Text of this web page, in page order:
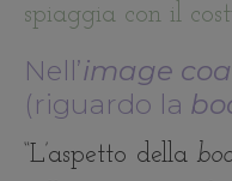
spiaggia con il
Nell’image
(riguardo la
“L’aspetto della